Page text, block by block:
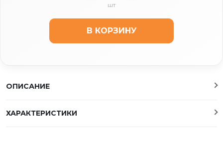
шт
В КОРЗИНУ
ОПИСАНИЕ
ХАРАКТЕРИСТИКИ